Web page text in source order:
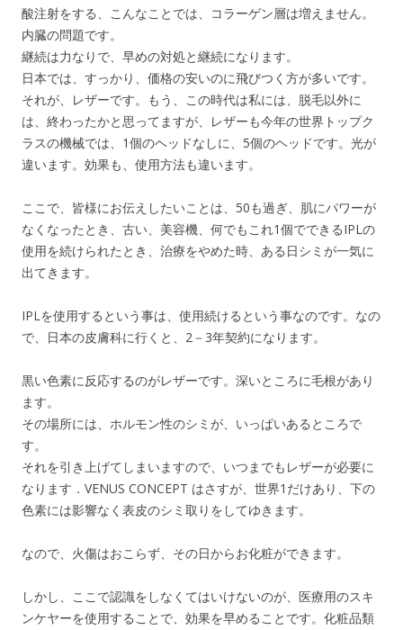
酸注射をする、こんなことでは、コラーゲン層は増えません。
内臓の問題です。
継続は力なりで、早めの対処と継続になります。
日本では、すっかり、価格の安いのに飛びつく方が多いです。
それが、レザーです。もう、この時代は私には、脱毛以外に
は、終わったかと思ってますが、レザーも今年の世界トップク
ラスの機械では、1個のヘッドなしに、5個のヘッドです。光が
違います。効果も、使用方法も違います。
ここで、皆様にお伝えしたいことは、50も過ぎ、肌にパワーが
なくなったとき、古い、美容機、何でもこれ1個でできるIPLの
使用を続けられたとき、治療をやめた時、ある日シミが一気に
出てきます。
IPLを使用するという事は、使用続けるという事なのです。なの
で、日本の皮膚科に行くと、2－3年契約になります。
黒い色素に反応するのがレザーです。深いところに毛根があり
ます。
その場所には、ホルモン性のシミが、いっぱいあるところで
す。
それを引き上げてしまいますので、いつまでもレザーが必要に
なります．VENUS CONCEPT はさすが、世界1だけあり、下の
色素には影響なく表皮のシミ取りをしてゆきます。
なので、火傷はおこらず、その日からお化粧ができます。
しかし、ここで認識をしなくてはいけないのが、医療用のスキ
ンケヤーを使用することで、効果を早めることです。化粧品類